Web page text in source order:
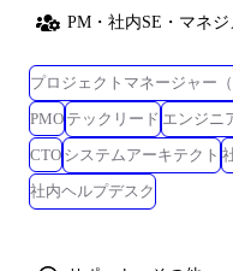
PM・社内SE・マネジ
プロジェクトマネージャー（
PMO テックリード エンジニ
CTO システムアーキテクト
社内ヘルプデスク